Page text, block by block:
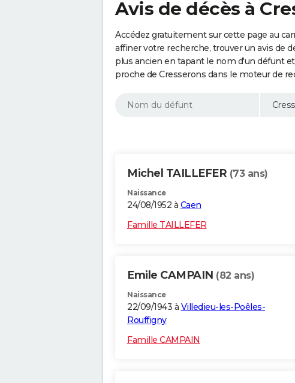
Avis de décès à
Accédez gratuitement sur cette page au
affiner votre recherche, trouver un avis de
plus ancien en tapant le nom d'un défunt
proche de Cresserons dans le moteur de
Michel TAILLEFER (73 ans)
Naissance
24/08/1952 à Caen
Famille TAILLEFER
Emile CAMPAIN (82 ans)
Naissance
22/09/1943 à Villedieu-les-Poêles-
Rouffigny
Famille CAMPAIN